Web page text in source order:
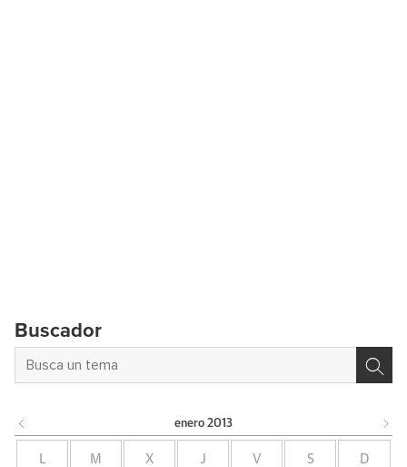
Buscador
enero 2013
L M X J V S D